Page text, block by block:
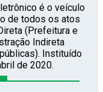
é o veículo
de todos os atos
(Prefeitura e
Indireta
Instituído
de 2020.